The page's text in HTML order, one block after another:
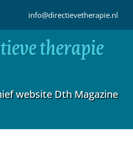
info@directievetherapie.nl
website Dth Magazine